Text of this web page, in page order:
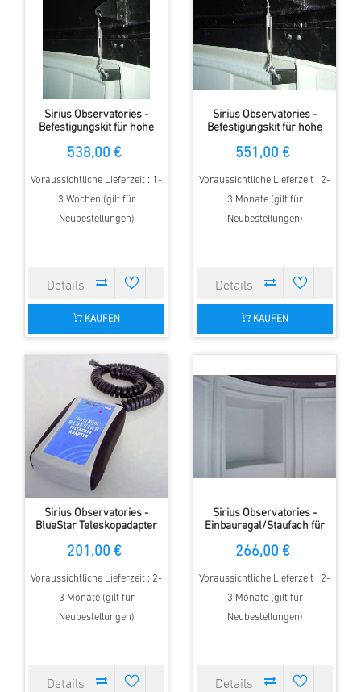
Sirius Observatories -
Befestigungskit für hohe
2.3m Kuppel
538,00 €
Voraussichtliche Lieferzeit : 1-
3 Wochen (gilt für
Neubestellungen)
KAUFEN
Sirius Observatories -
Befestigungskit für hohe
3.5m Kuppel
551,00 €
Voraussichtliche Lieferzeit : 2-
3 Monate (gilt für
Neubestellungen)
KAUFEN
Sirius Observatories -
BlueStar Teleskopadapter
201,00 €
Voraussichtliche Lieferzeit : 2-
3 Monate (gilt für
Neubestellungen)
Sirius Observatories -
Einbauregal/Staufach für
Kuppel
266,00 €
Voraussichtliche Lieferzeit : 2-
3 Monate (gilt für
Neubestellungen)